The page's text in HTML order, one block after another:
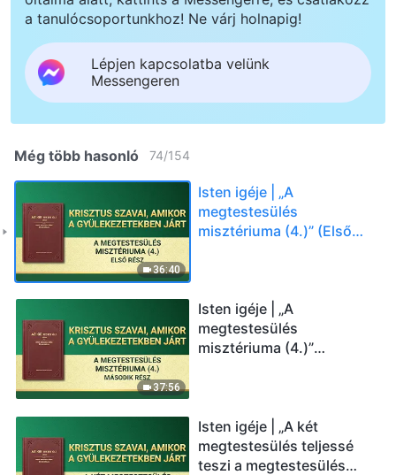
a tanulócsoportunkhoz! Ne várj holnapig!
Lépjen kapcsolatba velünk
Messengeren
Még több hasonló 74/154
36:40
Isten igéje | „A
megtestesülés
misztériuma (4.)” (Első
37:56
Isten igéje | „A
megtestesülés
misztériuma (4.)”
Isten igéje | „A két
megtestesülés teljessé
teszi a megtestesülés